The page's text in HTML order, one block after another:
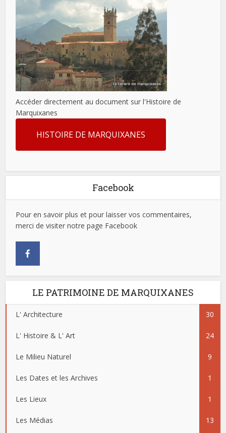
Accéder directement au document sur l'Histoire de
Marquixanes
HISTOIRE DE MARQUIXANES
Facebook
Pour en savoir plus et pour laisser vos commentaires,
merci de visiter notre page Facebook
LE PATRIMOINE DE MARQUIXANES
L' Architecture 30
L' Histoire & L' Art 24
Le Milieu Naturel 9
Les Dates et les Archives 1
Les Lieux 1
Les Médias 13